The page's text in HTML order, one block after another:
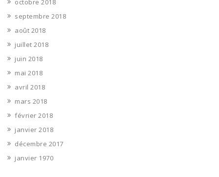
octobre 2018
septembre 2018
août 2018
juillet 2018
juin 2018
mai 2018
avril 2018
mars 2018
février 2018
janvier 2018
décembre 2017
janvier 1970